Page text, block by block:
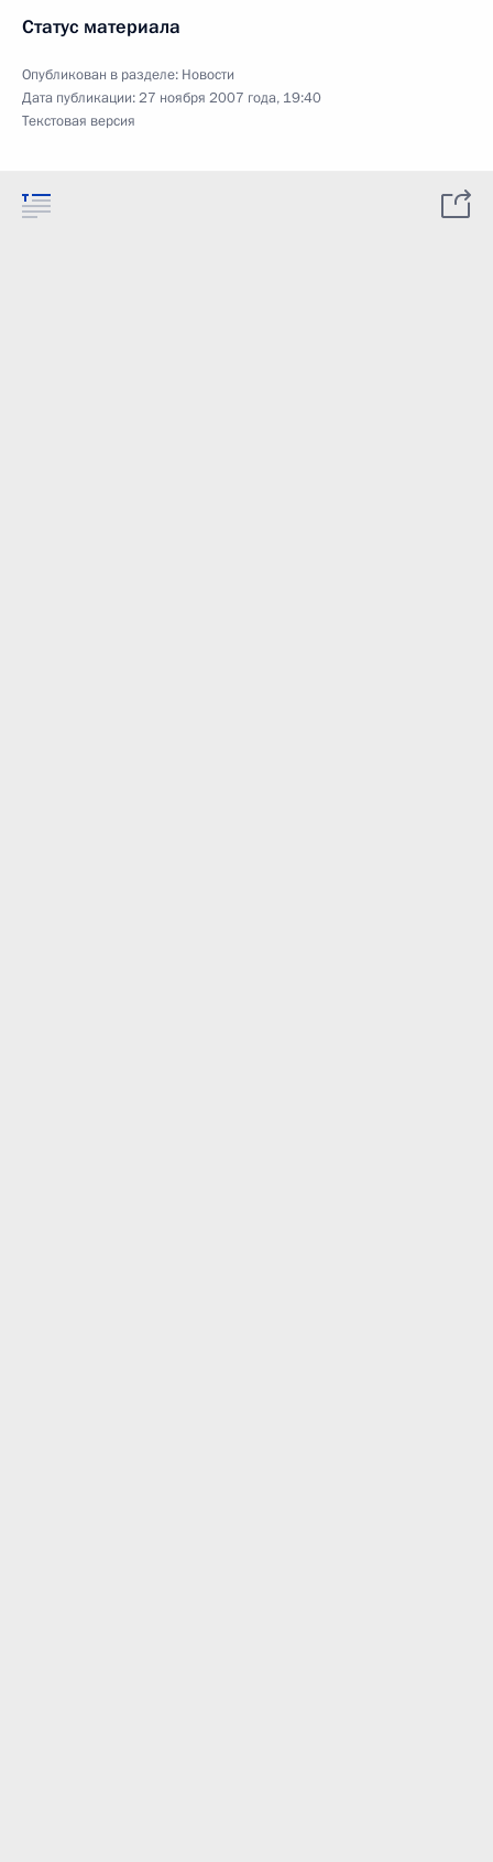
Статус материала
Опубликован в разделе: Новости
Дата публикации:27 ноября 2007 года, 19:40
Текстовая версия